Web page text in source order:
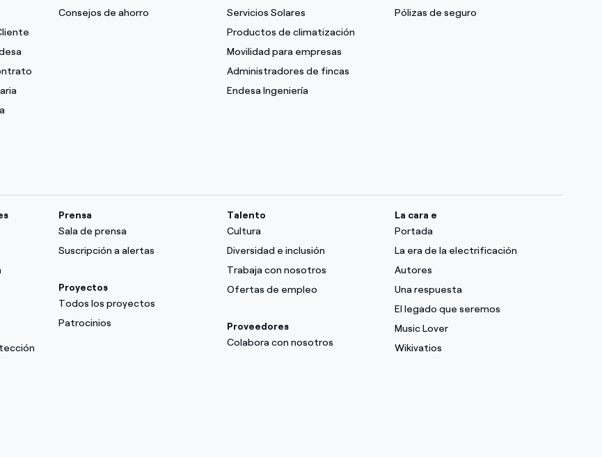
Consejos de ahorro
Servicios Solares
Productos de climatización
Movilidad para empresas
Administradores de fincas
Endesa Ingeniería
Pólizas de seguro
Prensa
Sala de prensa
Suscripción a alertas
Proyectos
Todos los proyectos
Patrocinios
Talento
Cultura
Diversidad e inclusión
Trabaja con nosotros
Ofertas de empleo
Proveedores
Colabora con nosotros
La cara e
Portada
La era de la electrificación
Autores
Una respuesta
El legado que seremos
Music Lover
Wikivatios